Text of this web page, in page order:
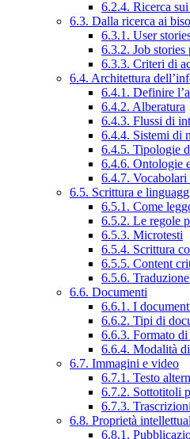
6.2.4. Ricerca
6.3. Dalla ricerca ai
6.3.1. User
6.3.2. Job
6.3.3. Criteri di
6.4. Architettura
6.4.1. Definire
6.4.2. Alberatura
6.4.3. Flussi di
6.4.4. Sistemi di
6.4.5. Tipologie
6.4.6. Ontologie
6.4.7. Vocabolari
6.5. Scrittura e
6.5.1. Come
6.5.2. Le regole
6.5.3. Microtesti
6.5.4. Scrittura
6.5.5. Content
6.5.6.
6.6. Documenti
6.6.1. I
6.6.2. Tipi di
6.6.3. Formato
6.6.4. Modalità
6.7. Immagini e video
6.7.1. Testo
6.7.2. Sottotitoli
6.7.3.
6.8. Proprietà
6.8.1.